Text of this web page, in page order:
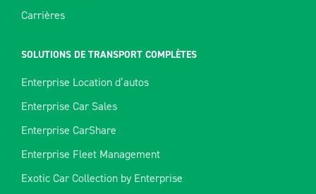
Carrières
SOLUTIONS DE TRANSPORT COMPLÈTES
Enterprise Location d’autos
Enterprise Car Sales
Enterprise CarShare
Enterprise Fleet Management
Exotic Car Collection by Enterprise